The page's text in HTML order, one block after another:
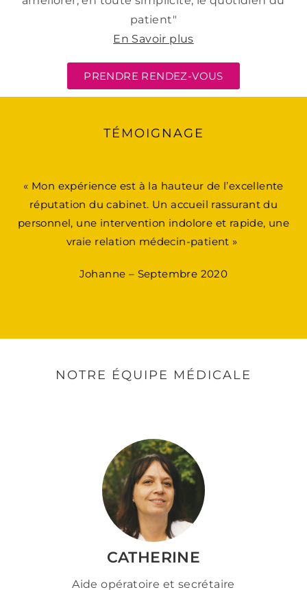
patient"
En Savoir plus
PRENDRE RENDEZ-VOUS
TÉMOIGNAGE
« Mon expérience est à la hauteur de l’excellente
réputation du cabinet. Un accueil rassurant du
personnel, une intervention indolore et rapide, une
vraie relation médecin-patient »
Johanne – Septembre 2020
NOTRE ÉQUIPE MÉDICALE
CATHERINE
Aide opératoire et secrétaire